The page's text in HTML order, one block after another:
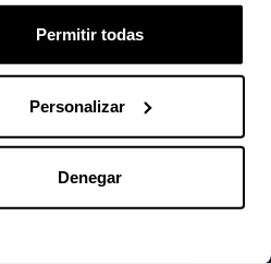
Permitir todas
Personalizar
Denegar